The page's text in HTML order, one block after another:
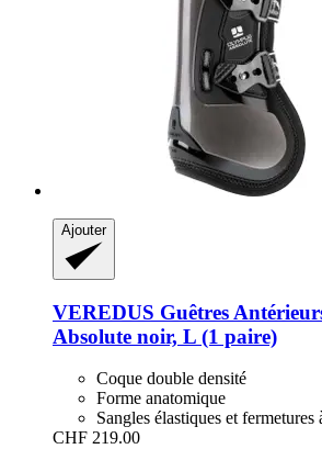
Ajouter
VEREDUS Guêtres
Absolute noir, L (1 paire)
Coque double densité
Forme anatomique
Sangles élastiques et fermetures
CHF 219.00